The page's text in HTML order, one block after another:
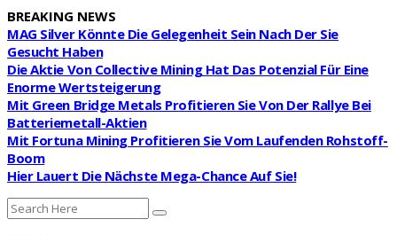
BREAKING NEWS
MAG Silver Könnte Die Gelegenheit Sein Nach Der Sie
Gesucht Haben
Die Aktie Von Collective Mining Hat Das Potenzial Für Eine
Enorme Wertsteigerung
Mit Green Bridge Metals Profitieren Sie Von Der Rallye Bei
Batteriemetall-Aktien
Mit Fortuna Mining Profitieren Sie Vom Laufenden Rohstoff-
Boom
Hier Lauert Die Nächste Mega-Chance Auf Sie!